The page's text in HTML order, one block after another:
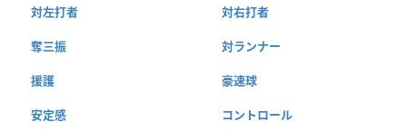
対左打者 対右打者
奪三振 対ランナー
援護 豪速球
安定感 コントロール